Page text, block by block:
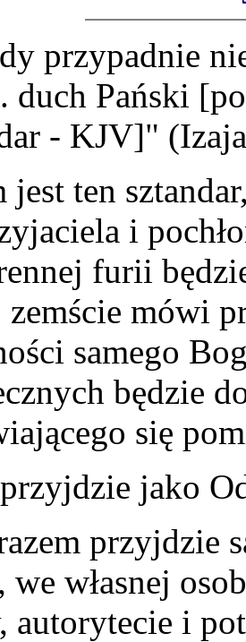
przypadnie
duch Pański
- KJV]"
jest ten
i
furii
mówi
samego
będzie
się
jako
przyjdzie
we własnej
autorytecie i